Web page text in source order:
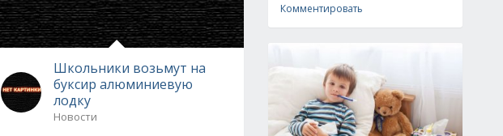
Школьники возьмут на
буксир алюминиевую
лодку
Новости
Комментировать